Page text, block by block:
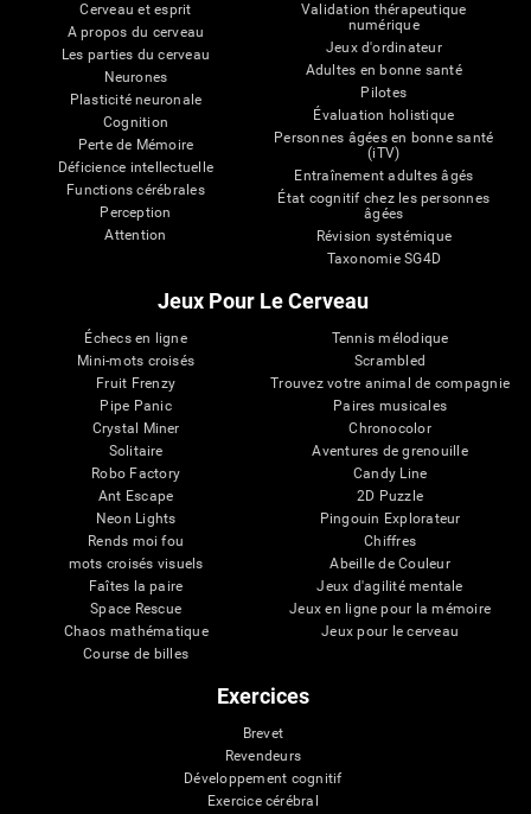
Cerveau et esprit
A propos du cerveau
Les parties du cerveau
Neurones
Plasticité neuronale
Cognition
Perte de Mémoire
Déficience intellectuelle
Functions cérébrales
Perception
Attention
Validation thérapeutique
numérique
Jeux d'ordinateur
Adultes en bonne santé
Pilotes
Évaluation holistique
Personnes âgées en bonne santé
(iTV)
Entraînement adultes âgés
État cognitif chez les personnes
âgées
Révision systémique
Taxonomie SG4D
Jeux Pour Le Cerveau
Échecs en ligne
Mini-mots croisés
Fruit Frenzy
Pipe Panic
Crystal Miner
Solitaire
Robo Factory
Ant Escape
Neon Lights
Rends moi fou
mots croisés visuels
Faîtes la paire
Space Rescue
Chaos mathématique
Course de billes
Tennis mélodique
Scrambled
Trouvez votre animal de compagnie
Paires musicales
Chronocolor
Aventures de grenouille
Candy Line
2D Puzzle
Pingouin Explorateur
Chiffres
Abeille de Couleur
Jeux d'agilité mentale
Jeux en ligne pour la mémoire
Jeux pour le cerveau
Exercices
Brevet
Revendeurs
Développement cognitif
Exercice cérébral